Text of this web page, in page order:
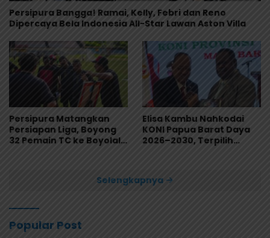
Persipura Bangga! Ramai, Kelly, Febri dan Reno
Dipercaya Bela Indonesia All-Star Lawan Aston Villa
Persipura Matangkan
Persiapan Liga, Boyong
32 Pemain TC ke Boyolali
Elisa Kambu Nahkodai
KONI Papua Barat Daya
2026–2030, Terpilih
Selengkapnya
Popular Post